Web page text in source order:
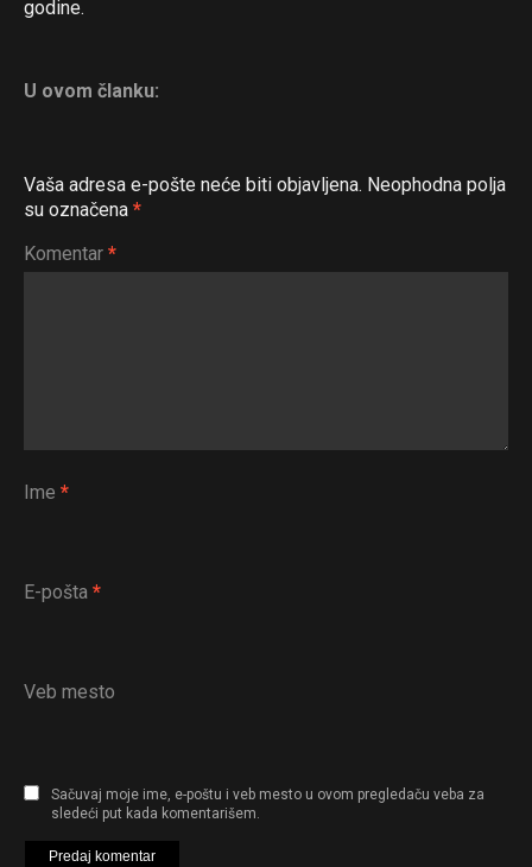
godine.
U ovom članku:
Vaša adresa e-pošte neće biti objavljena. Neophodna polja
su označena *
Komentar *
Ime *
E-pošta *
Veb mesto
Sačuvaj moje ime, e-poštu i veb mesto u ovom pregledaču veba za
sledeći put kada komentarišem.